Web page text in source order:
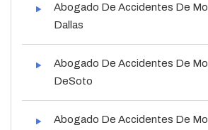
Abogado De Accidentes De
Dallas
Abogado De Accidentes De
DeSoto
Abogado De Accidentes De